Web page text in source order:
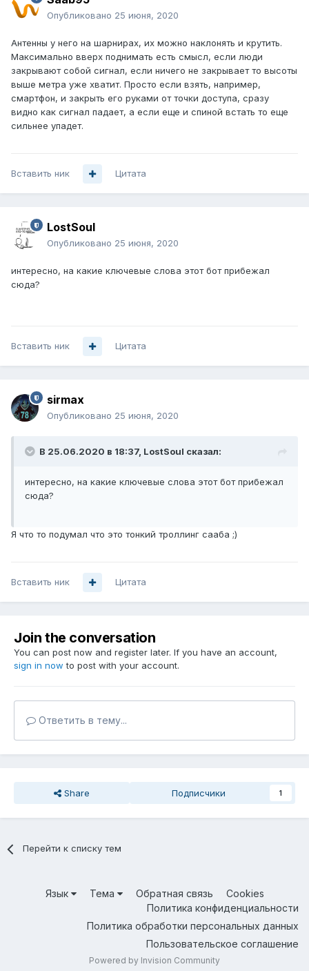
Опубликовано 25 июня, 2020
Антенны у него на шарнирах, их можно наклонять и крутить.
Максимально вверх поднимать есть смысл, если люди
закрывают собой сигнал, если ничего не закрывает то высоты
выше метра уже хватит. Просто если взять, например,
смартфон, и закрыть его руками от точки доступа, сразу
видно как сигнал падает, а если еще и спиной встать то еще
сильнее упадет.
Вставить ник Цитата
LostSoul
Опубликовано 25 июня, 2020
интересно, на какие ключевые слова этот бот прибежал
сюда?
Вставить ник Цитата
sirmax
Опубликовано 25 июня, 2020
В 25.06.2020 в 18:37, LostSoul сказал:
интересно, на какие ключевые слова этот бот прибежал
сюда?
Я что то подумал что это тонкий троллинг сааба ;)
Вставить ник Цитата
Join the conversation
You can post now and register later. If you have an account,
sign in now to post with your account.
Ответить в тему...
Share Подписчики 1
Перейти к списку тем
Язык Тема Обратная связь
Cookies
Политика конфиденциальности
Политика обработки персональных данных
Пользовательское соглашение
Powered by Invision Community